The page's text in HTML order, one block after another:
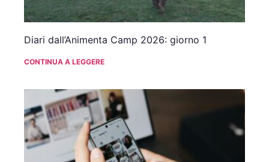
Diari dall’Animenta Camp 2026: giorno 1
CONTINUA A LEGGERE